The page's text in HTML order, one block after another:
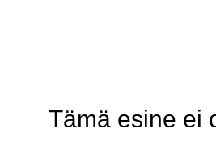
Tämä esine ei